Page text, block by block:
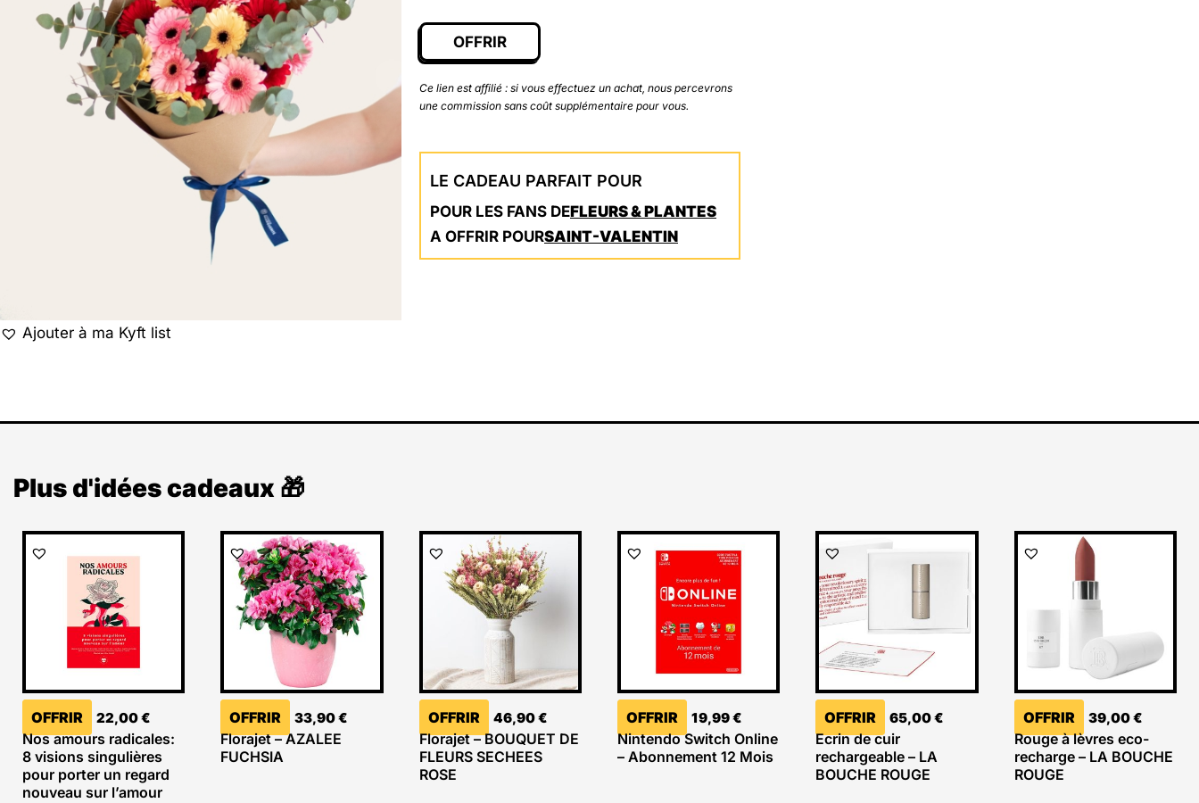
Ajouter à ma Kyft list
OFFRIR
Ce lien est affilié : si vous effectuez un achat, nous percevrons
une commission sans coût supplémentaire pour vous.
LE CADEAU PARFAIT POUR
POUR LES FANS DEFLEURS & PLANTES
A OFFRIR POURSAINT-VALENTIN
Plus d'idées cadeaux 🎁
OFFRIR 22,00€
Nos amours radicales:
8 visions singulières
pour porter un regard
nouveau sur l’amour
OFFRIR 33,90€
Florajet – AZALEE
FUCHSIA
OFFRIR 46,90€
Florajet – BOUQUET DE
FLEURS SECHEES
ROSE
OFFRIR 19,99€
Nintendo Switch Online
– Abonnement 12 Mois
OFFRIR 65,00€
Ecrin de cuir
rechargeable – LA
BOUCHE ROUGE
OFFRIR 39,00€
Rouge à lèvres eco-
recharge – LA BOUCHE
ROUGE